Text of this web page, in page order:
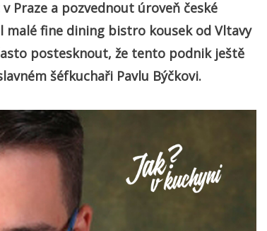
Praze a pozvednout úroveň české
malé fine dining bistro kousek od Vltavy
postesknout, že tento podnik ještě
šéfkuchaři Pavlu Býčkovi.